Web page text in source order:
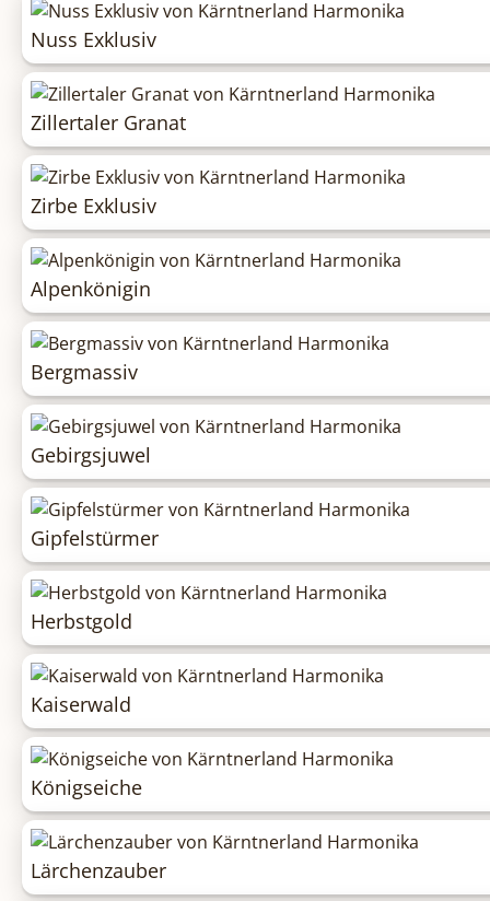
Nuss Exklusiv
Zillertaler Granat
Zirbe Exklusiv
Alpenkönigin
Bergmassiv
Gebirgsjuwel
Gipfelstürmer
Herbstgold
Kaiserwald
Königseiche
Lärchenzauber